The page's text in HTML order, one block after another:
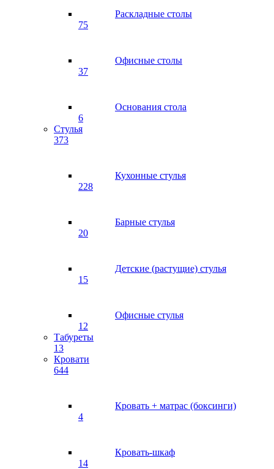
Раскладные столы
75
Офисные столы
37
Основания стола
6
Стулья
373
Кухонные стулья
228
Барные стулья
20
Детские (растущие) стулья
15
Офисные стулья
12
Табуреты
13
Кровати
644
Кровать + матрас (боксинги)
4
Кровать-шкаф
14